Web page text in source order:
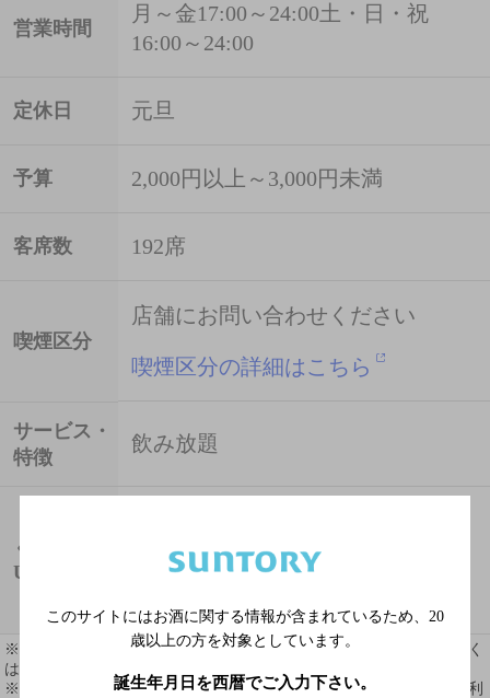
営業時間
月～金17:00～24:00土・日・祝
16:00～24:00
定休日 元旦
予算 2,000円以上～3,000円未満
客席数 192席
喫煙区分
店舗にお問い合わせください
喫煙区分の詳細はこちら
サービス・
特徴
飲み放題
ぐるなび
URL
※ 掲載されている情報は最新の内容と異なる場合があります。詳しく
はお店にお問い合わせください。
※ 掲載されているリンク等の外部コンテンツはお客様のご判断でご利
このサイトにはお酒に関する情報が含まれているため、 20
歳以上の方を対象としています。
誕生年月日を西暦でご入力下さい。